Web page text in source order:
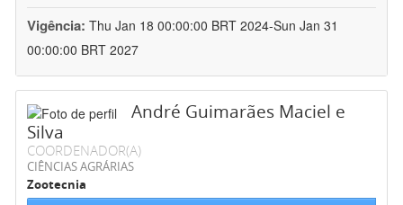
Vigência: Thu Jan 18 00:00:00 BRT 2024-Sun Jan 31
00:00:00 BRT 2027
André Guimarães Maciel e
Silva
COORDENADOR(A)
CIÊNCIAS AGRÁRIAS
Zootecnia